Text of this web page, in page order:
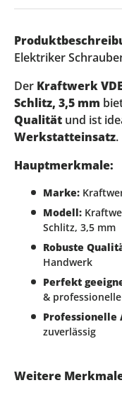
Elektriker
Der Kraftwerk
Schlitz, 3,5 mm
Qualität und ist
Werkstatteinsatz.
Hauptmerkmale:
Marke:
Modell:
Schlitz, 3,5 mm
Robuste
Handwerk
Perfekt
&
Professionelle
zuverlässig
Weitere